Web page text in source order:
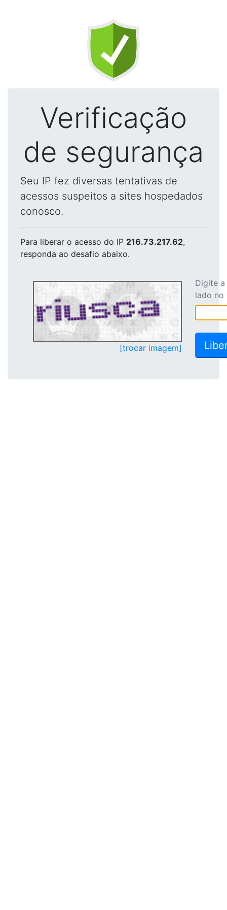
Verificação
de segurança
Seu IP fez diversas tentativas de
acessos suspeitos a sites hospedados
conosco.
Para liberar o acesso do IP 216.73.217.62,
responda ao desafio abaixo.
[trocar imagem]
Digite
lado no